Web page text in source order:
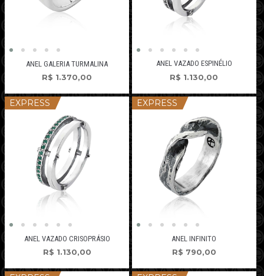
ANEL GALERIA TURMALINA
R$ 1.370,00
ANEL VAZADO ESPINÉLIO
R$ 1.130,00
EXPRESS
ANEL VAZADO CRISOPRÁSIO
R$ 1.130,00
EXPRESS
ANEL INFINITO
R$ 790,00